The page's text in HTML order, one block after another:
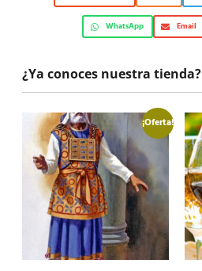
WhatsApp Email
¿Ya conoces nuestra tienda?
¡Oferta!